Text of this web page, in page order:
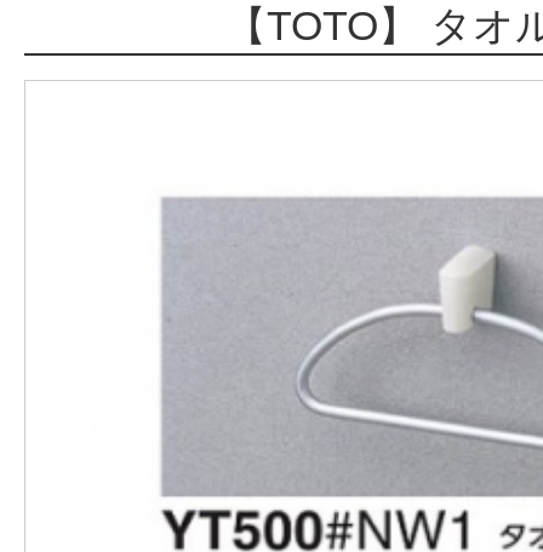
【TOTO】 タオ